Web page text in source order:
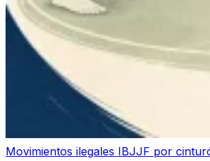
Movimientos ilegales IBJJF por